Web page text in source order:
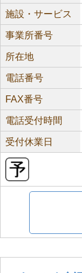
施設・サービス
事業所番号
所在地
電話番号
FAX番号
電話受付時間
受付休業日